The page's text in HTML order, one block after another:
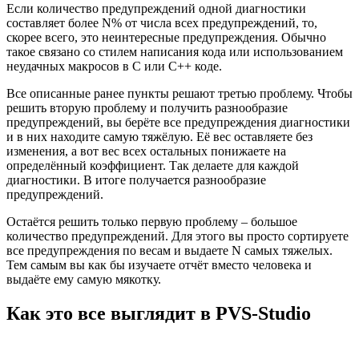
Если количество предупреждений одной диагностики
составляет более N% от числа всех предупреждений, то,
скорее всего, это неинтересные предупреждения. Обычно
такое связано со стилем написания кода или использованием
неудачных макросов в C или C++ коде.
Все описанные ранее пункты решают третью проблему. Чтобы
решить вторую проблему и получить разнообразие
предупреждений, вы берёте все предупреждения диагностики
и в них находите самую тяжёлую. Её вес оставляете без
изменения, а вот вес всех остальных понижаете на
определённый коэффициент. Так делаете для каждой
диагностики. В итоге получается разнообразие
предупреждений.
Остаётся решить только первую проблему – большое
количество предупреждений. Для этого вы просто сортируете
все предупреждения по весам и выдаете N самых тяжелых.
Тем самым вы как бы изучаете отчёт вместо человека и
выдаёте ему самую мякотку.
Как это все выглядит в PVS-Studio